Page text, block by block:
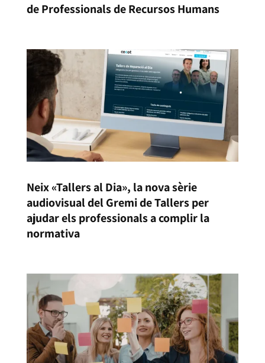
de Professionals de Recursos Humans
Neix «Tallers al Dia», la nova sèrie
audiovisual del Gremi de Tallers per
ajudar els professionals a complir la
normativa